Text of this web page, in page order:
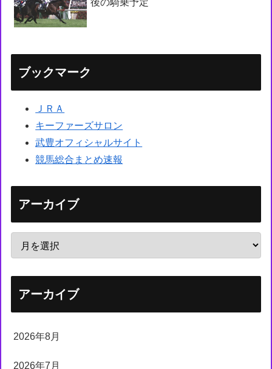
後の騎乗予定
ブックマーク
ＪＲＡ
キーファーズサロン
武豊オフィシャルサイト
競馬総合まとめ速報
アーカイブ
アーカイブ
2026年8月
2026年7月